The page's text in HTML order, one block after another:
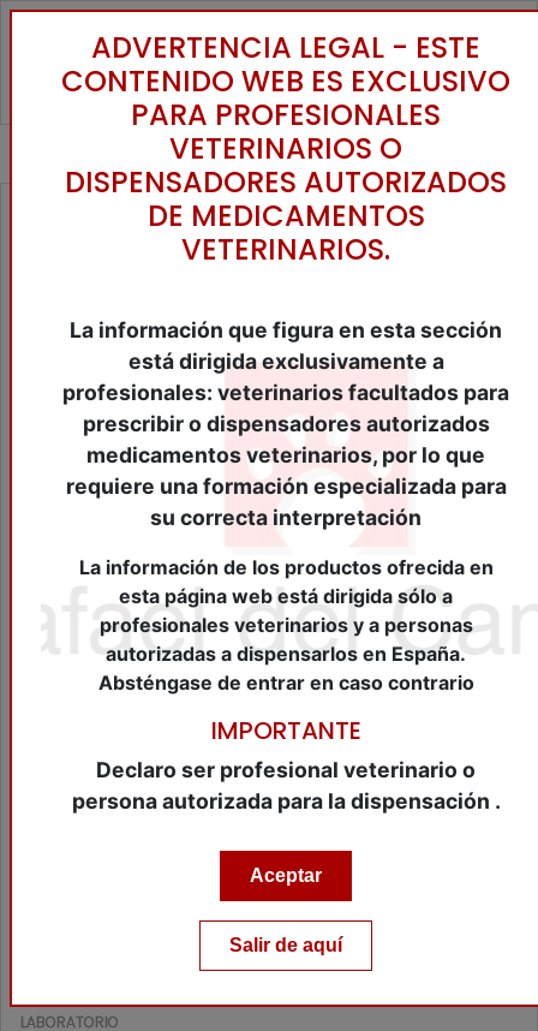
Grupos de familia
APLICADORES BOLOS/ESPONJAS/IMPLANTES
BAÑERAS
BISTURIS/ELECTROBISTURIS
BOMBAS INFUSIÓN
CASTRACIÓN
CONCENTRADORES OXIGENO
DENTAL EQUIPOS/INSTRUMENTAL
ECOGRAFOS
ELECTROCARDIOGRAFOS
ELECTROQUIMIOTERAPIA
ESTERILIZADORES/AUTOCLAVES
EXPLORACIÓN
FONENOSCOPIOS/ESTETOSCOPIOS
HOSPITALIZACIÓN
JAULAS HOSPITALIZACION/ UVI
LABORATORIO
ADVERTENCIA LEGAL - ESTE
CONTENIDO WEB ES EXCLUSIVO
PARA PROFESIONALES
VETERINARIOS O
DISPENSADORES AUTORIZADOS
DE MEDICAMENTOS
VETERINARIOS.
La información que figura en esta sección
está dirigida exclusivamente a
profesionales: veterinarios facultados para
prescribir o dispensadores autorizados
medicamentos veterinarios, por lo que
requiere una formación especializada para
su correcta interpretación
La información de los productos ofrecida en
esta página web está dirigida sólo a
profesionales veterinarios y a personas
autorizadas a dispensarlos en España.
Absténgase de entrar en caso contrario
IMPORTANTE
Declaro ser profesional veterinario o
persona autorizada para la dispensación .
Aceptar
Salir de aquí